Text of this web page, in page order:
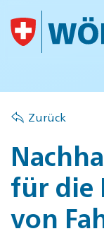
Skip to main
Zurück
für die
von